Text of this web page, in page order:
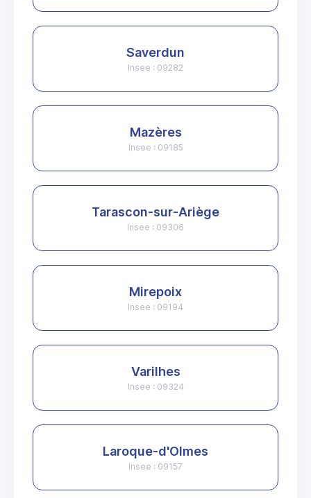
Saverdun
Insee : 09282
Mazères
Insee : 09185
Tarascon-sur-Ariège
Insee : 09306
Mirepoix
Insee : 09194
Varilhes
Insee : 09324
Laroque-d'Olmes
Insee : 09157